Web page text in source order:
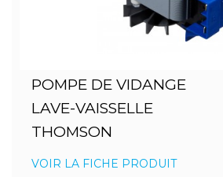
POMPE DE VIDANGE
LAVE-VAISSELLE
THOMSON
VOIR LA FICHE PRODUIT